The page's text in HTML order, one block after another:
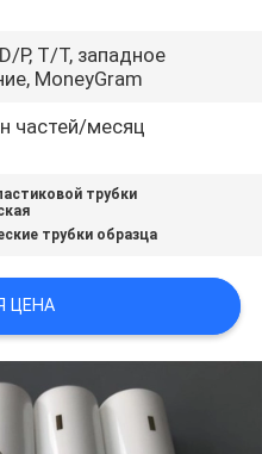
P, T/T, западное
MoneyGram
частей/месяц
трубки
трубки образца
ЦЕНА